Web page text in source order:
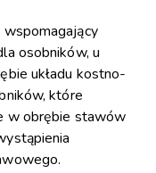
osobników, u
układu kostno-
które
w obrębie stawów